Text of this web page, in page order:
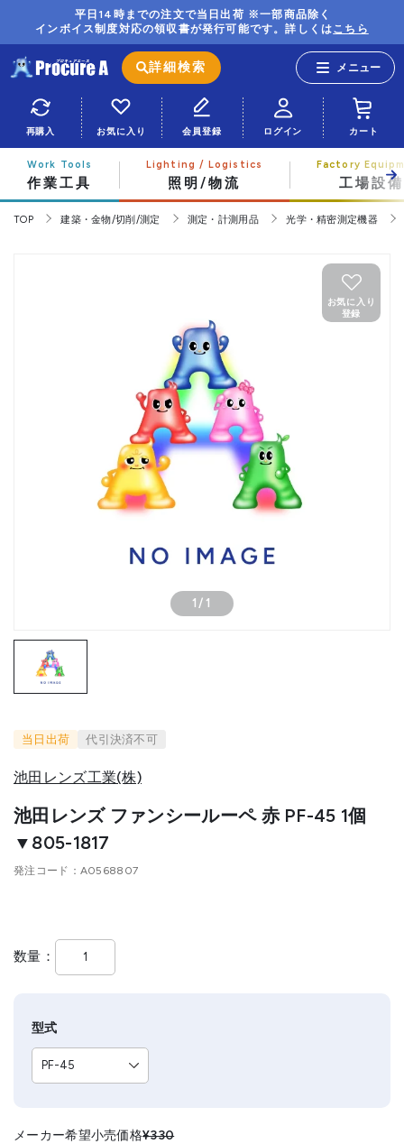
平日14時までの注文で当日出荷 ※一部商品除く
インボイス制度対応の領収書が発行可能です。詳しくはこちら
詳細検索
再購入 お気に入り 会員登録 ログイン カート
作業工具 照明/物流 工場設備
TOP 建築・金物/切削/測定 測定・計測用品 光学・精密測定機器
1 / 1
お気に入り
登録
当日出荷 代引決済不可
池田レンズ工業(株)
池田レンズ ファンシールーペ 赤 PF-45 1個
▼805-1817
発注コード A0568807
数量
型式
メーカー希望小売価格¥330